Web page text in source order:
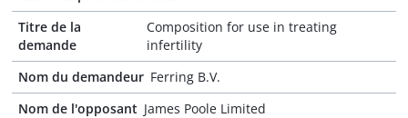
Titre de la
demande
Composition for use in treating
infertility
Nom du demandeur Ferring B.V.
Nom de l'opposant James Poole Limited